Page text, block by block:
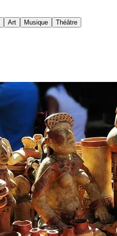
Art Musique
Théâtre